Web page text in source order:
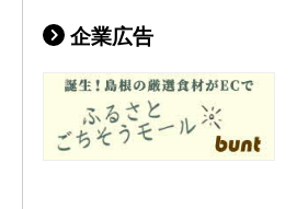
企業広告